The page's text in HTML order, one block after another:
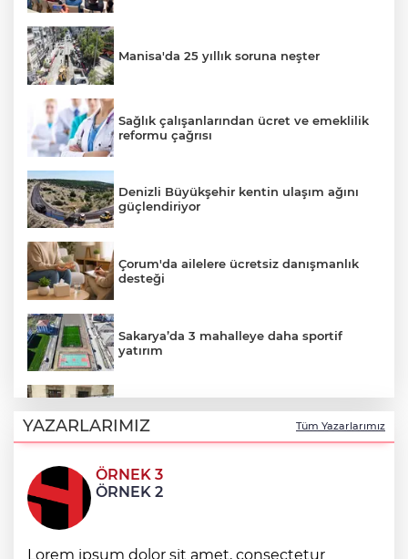
Manisa'da 25 yıllık soruna neşter
Sağlık çalışanlarından ücret ve emeklilik
reformu çağrısı
Denizli Büyükşehir kentin ulaşım ağını
güçlendiriyor
Çorum'da ailelere ücretsiz danışmanlık
desteği
Sakarya’da 3 mahalleye daha sportif
yatırım
açıldı
Bursa Nilüfer'de beton mikserinden
kamu alanına döküme 150 bin TL ceza
Sakarya'da “Kadın Kadına” buluşmalar
YAZARLARIMIZ Tüm Yazarlarımız
ÖRNEK 3
ÖRNEK 2
Lorem ipsum dolor sit amet, consectetur